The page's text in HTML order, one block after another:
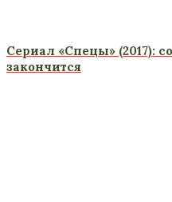
Сериал «Спецы» (2017):
закончится